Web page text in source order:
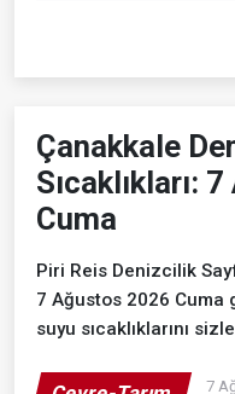
Çanakkale
Sıcaklıkları:
Cuma
Piri Reis Denizcilik
7 Ağustos 2026 Cuma
suyu sıcaklıklarını
7